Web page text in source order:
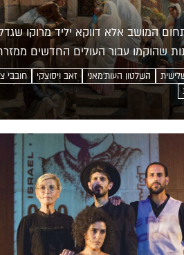
המושב אלא דווקא יליד מרוקו
שהוקמו עבור העולים החדשים
השלטון העות'מאני זאב ויסוצקי
חובבי